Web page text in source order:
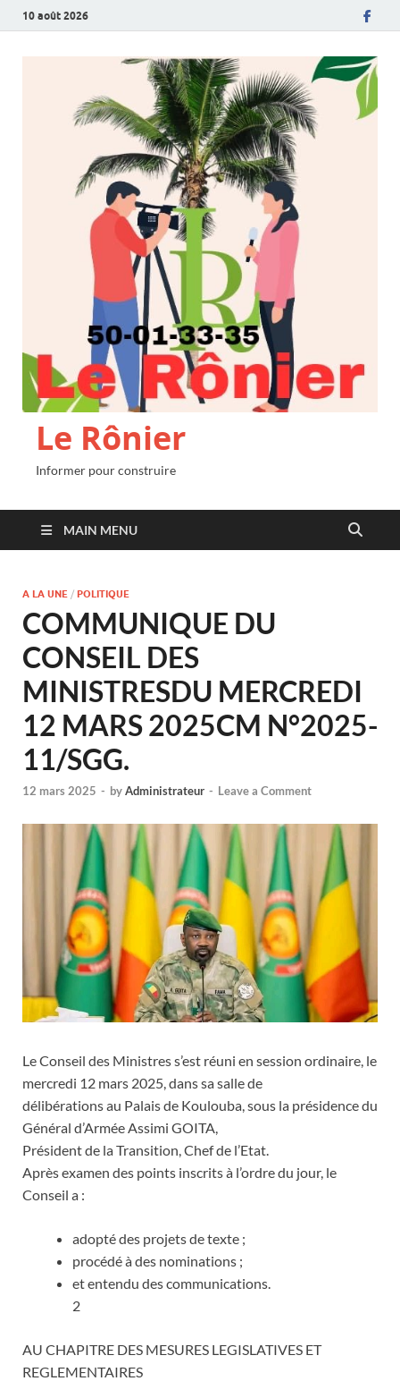
10 août 2026
Le Rônier
Informer pour construire
MAIN MENU
A LA UNE / POLITIQUE
COMMUNIQUE DU
CONSEIL DES
MINISTRESDU MERCREDI
12 MARS 2025CM N°2025-
11/SGG.
12 mars 2025 - byAdministrateur - Leave a Comment
Le Conseil des Ministres s’est réuni en session ordinaire, le
mercredi 12 mars 2025, dans sa salle de
délibérations au Palais de Koulouba, sous la présidence du
Général d’Armée Assimi GOITA,
Président de la Transition, Chef de l’Etat.
Après examen des points inscrits à l’ordre du jour, le
Conseil a :
adopté des projets de texte ;
procédé à des nominations ;
et entendu des communications.
2
AU CHAPITRE DES MESURES LEGISLATIVES ET
REGLEMENTAIRES